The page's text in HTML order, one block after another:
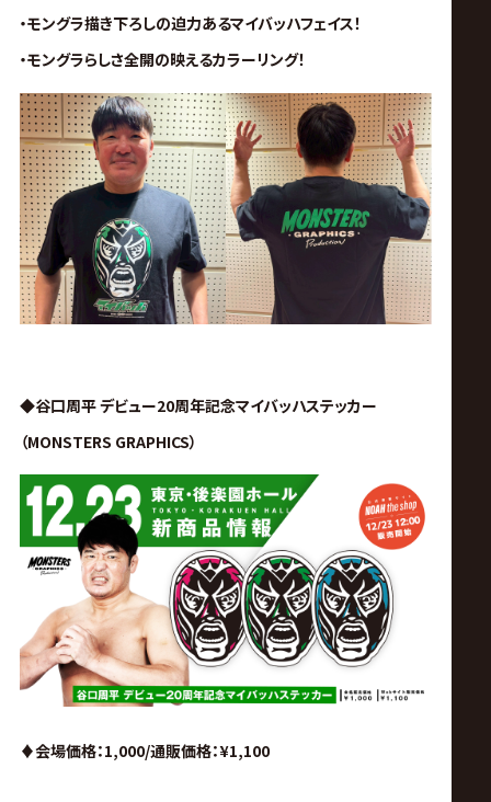
・モングラ描き下ろしの迫力あるマイバッハフェイス！
・モングラらしさ全開の映えるカラーリング！
◆谷口周平 デビュー20周年記念マイバッハステッカー
（MONSTERS GRAPHICS）
♦︎会場価格：1,000/通販価格：¥1,100